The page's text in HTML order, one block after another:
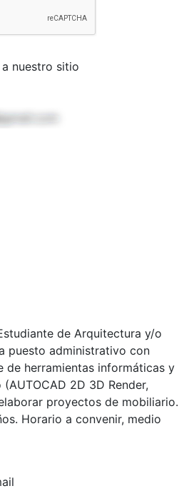
nuestro sitio
de Arquitectura y/o
puesto administrativo con
de herramientas informáticas y
2D 3D Render,
proyectos de mobiliario.
Horario a convenir, medio